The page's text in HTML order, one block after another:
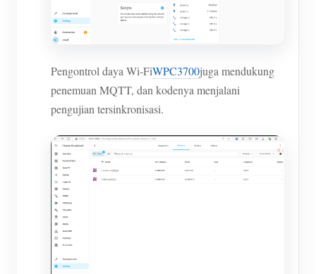
Pengontrol daya Wi-FiWPC3700juga mendukung
penemuan MQTT, dan kodenya menjalani
pengujian tersinkronisasi.